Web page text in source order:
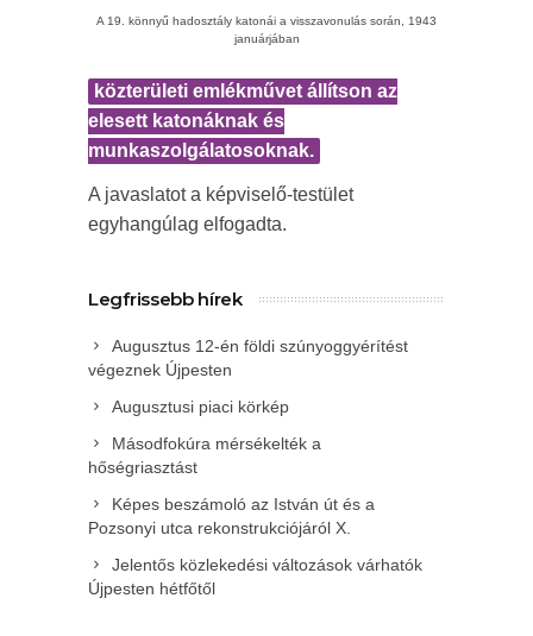
A 19. könnyű hadosztály katonái a visszavonulás során, 1943
januárjában
közterületi emlékművet állítson az
elesett katonáknak és
munkaszolgálatosoknak.
A javaslatot a képviselő-testület
egyhangúlag elfogadta.
Legfrissebb hírek
Augusztus 12-én földi szúnyoggyérítést
végeznek Újpesten
Augusztusi piaci körkép
Másodfokúra mérsékelték a
hőségriasztást
Képes beszámoló az István út és a
Pozsonyi utca rekonstrukciójáról X.
Jelentős közlekedési változások várhatók
Újpesten hétfőtől